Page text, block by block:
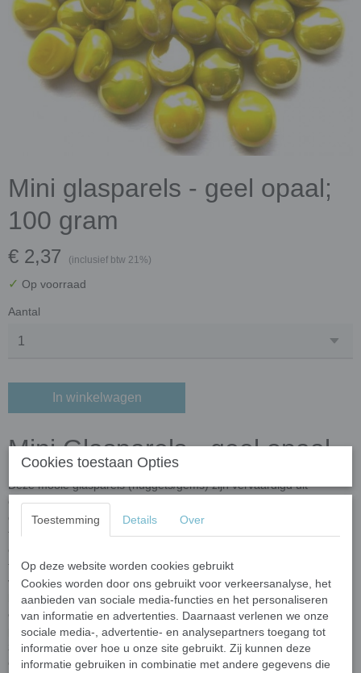
Mini glasparels - geel opaal;
100 gram
€ 2,37 (inclusief btw 21%)
✓ Op voorraad
Aantal
In winkelwagen
Mini Glasparels - geel opaal
Deze mooie glasparels (nuggets/gems) zijn vervaardigd uit
gerecycled glasen gekleurde oxiden. De glasparels worden
gemaakt door klomples gesmoten glas (nuggets) op een
transportband te laten vallen die door een oven wordt geleid. In de
oven krijgen de glasparels hun uiteindelike vorm. Door het unieke
fabricageproces kunnen de vorm en afmeting van de glasparels
variëren. Ze hebben een semi-ronde vorm met een bolle
bovenkant en een platte onderkant. Elke steen heeft eendikte van
ongeveer 6 mm en een diameter van 10-13 mm. Door het
productieproces kunnen vorm en grootte variëren per batch, wat
zorgt voor een uniek, ambachtelijk karakter. In 100 gram zitten
ongeveer60-80 glasparels.
Cookies toestaan Opties
Toestemming Details Over
Op deze website worden cookies gebruikt
Cookies worden door ons gebruikt voor verkeersanalyse, het
aanbieden van sociale media-functies en het personaliseren
van informatie en advertenties. Daarnaast verlenen we onze
sociale media-, advertentie- en analysepartners toegang tot
informatie over hoe u onze site gebruikt. Zij kunnen deze
informatie gebruiken in combinatie met andere gegevens die